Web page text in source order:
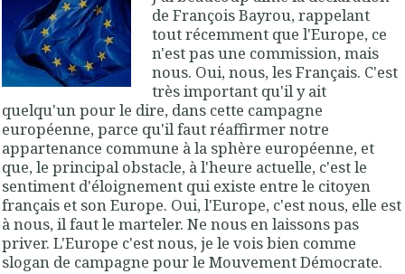
de François Bayrou, rappelant
tout récemment que l'Europe, ce
n'est pas une commission, mais
nous. Oui, nous, les Français. C'est
très important qu'il y ait
quelqu'un pour le dire, dans cette campagne
européenne, parce qu'il faut réaffirmer notre
appartenance commune à la sphère européenne, et
que, le principal obstacle, à l'heure actuelle, c'est le
sentiment d'éloignement qui existe entre le citoyen
français et son Europe. Oui, l'Europe, c'est nous, elle est
à nous, il faut le marteler. Ne nous en laissons pas
priver. L'Europe c'est nous, je le vois bien comme
slogan de campagne pour le Mouvement Démocrate.